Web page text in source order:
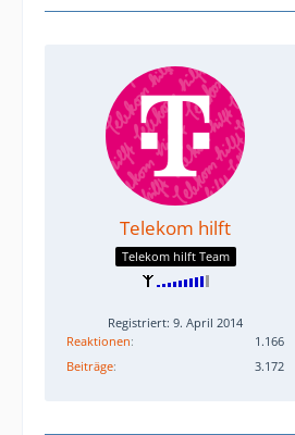
Telekom hilft
Telekom hilft Team
Registriert: 9. April 2014
Reaktionen
1.166
Beiträge
3.172